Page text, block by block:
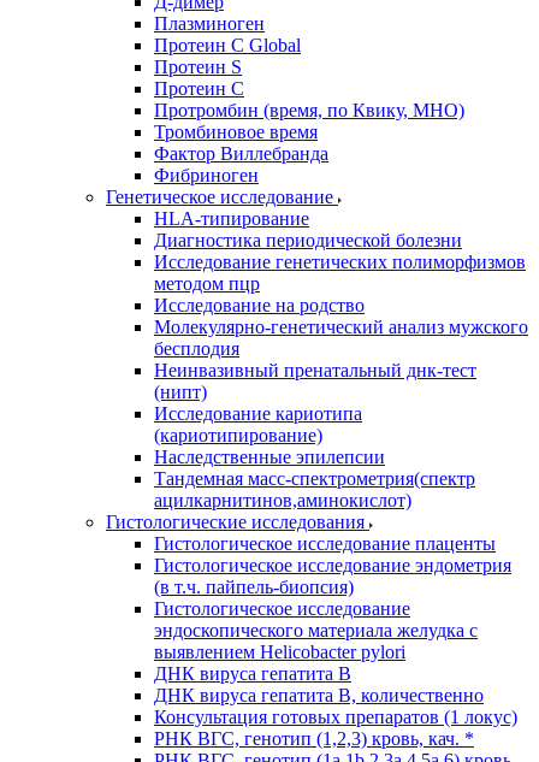
Плазминоген
Протеин C Global
Протеин S
Протеин С
Протромбин (время, по Квику, МНО)
Тромбиновое время
Фактор Виллебранда
Фибриноген
Генетическое исследование
HLA-типирование
Диагностика периодической болезни
Исследование генетических полиморфизмов
методом пцр
Исследование на родство
Молекулярно-генетический анализ мужского
бесплодия
Неинвазивный пренатальный днк-тест
(нипт)
Исследование кариотипа
(кариотипирование)
Наследственные эпилепсии
Тандемная масс-спектрометрия(спектр
ацилкарнитинов,аминокислот)
Гистологические исследования
Гистологическое исследование плаценты
Гистологическое исследование эндометрия
(в т.ч. пайпель-биопсия)
Гистологическое исследование
эндоскопического материала желудка с
выявлением Helicobacter pylori
ДНК вируса гепатита B
ДНК вируса гепатита B, количественно
Консультация готовых препаратов (1 локус)
РНК ВГC, генотип (1,2,3) кровь, кач. *